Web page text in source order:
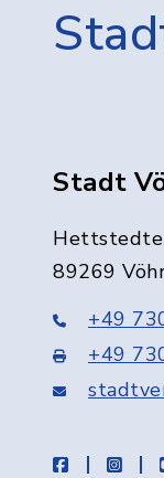
Stadt
89269
+49
+49
facebook